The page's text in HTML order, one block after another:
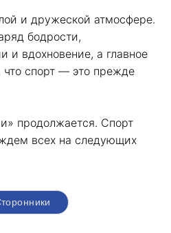
и дружеской атмосфере.
бодрости,
и вдохновение, а главное
спорт — это прежде
продолжается. Спорт
всех на следующих